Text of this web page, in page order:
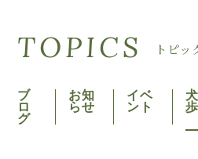
TOPICS トピッ
ブ
ロ
グ
お知
らせ
イベ
ント